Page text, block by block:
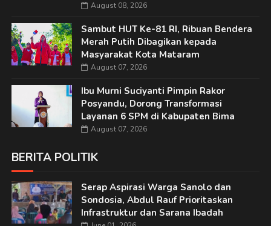
August 08, 2026
Sambut HUT Ke-81 RI, Ribuan Bendera
Merah Putih Dibagikan kepada
Masyarakat Kota Mataram
August 07, 2026
Ibu Murni Suciyanti Pimpin Rakor
Posyandu, Dorong Transformasi
Layanan 6 SPM di Kabupaten Bima
August 07, 2026
BERITA POLITIK
Serap Aspirasi Warga Sanolo dan
Sondosia, Abdul Rauf Prioritaskan
Infrastruktur dan Sarana Ibadah